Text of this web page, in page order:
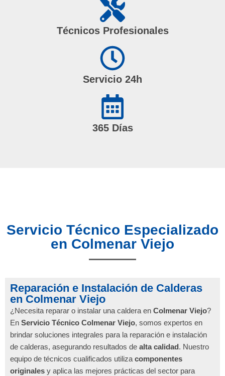
Técnicos Profesionales
Servicio 24h
365 Días
Servicio Técnico Especializado
en Colmenar Viejo
Reparación e Instalación de Calderas
en Colmenar Viejo
¿Necesita reparar o instalar una caldera en Colmenar Viejo?
En Servicio Técnico Colmenar Viejo, somos expertos en
brindar soluciones integrales para la reparación e instalación
de calderas, asegurando resultados de alta calidad. Nuestro
equipo de técnicos cualificados utiliza componentes
originales y aplica las mejores prácticas del sector para